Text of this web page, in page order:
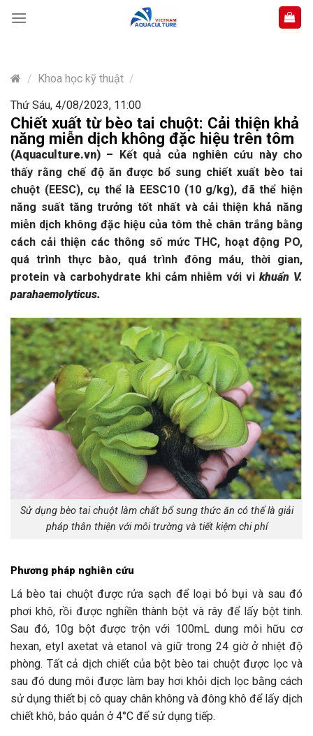
content
/ Khoa học kỹ thuật /
Thứ Sáu, 4/08/2023, 11:00
Chiết xuất từ bèo tai chuột: Cải thiện khả
năng miễn dịch không đặc hiệu trên tôm
(Aquaculture.vn) – Kết quả của nghiên cứu này cho
thấy rằng chế độ ăn được bổ sung chiết xuất bèo tai
chuột (EESC), cụ thể là EESC10 (10 g/kg), đã thể hiện
năng suất tăng trưởng tốt nhất và cải thiện khả năng
miễn dịch không đặc hiệu của tôm thẻ chân trắng bằng
cách cải thiện các thông số mức THC, hoạt động PO,
quá trình thực bào, quá trình đông máu, thời gian,
protein và carbohydrate khi cảm nhiễm với vikhuẩn V.
parahaemolyticus.
Sử dụng bèo tai chuột làm chất bổ sung thức ăn có thể là giải
pháp thân thiện với môi trường và tiết kiệm chi phí
Phương pháp nghiên cứu
Lá bèo tai chuột được rửa sạch để loại bỏ bụi và sau đó
phơi khô, rồi được nghiền thành bột và rây để lấy bột tinh.
Sau đó, 10g bột được trộn với 100mL dung môi hữu cơ
hexan, etyl axetat và etanol và giữ trong 24 giờ ở nhiệt độ
phòng. Tất cả dịch chiết của bột bèo tai chuột được lọc và
sau đó dung môi được làm bay hơi khỏi dịch lọc bằng cách
sử dụng thiết bị cô quay chân không và đông khô để lấy dịch
chiết khô, bảo quản ở 4°C để sử dụng tiếp.